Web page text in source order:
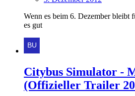
Wenn es beim 6. Dezember bleibt
es gut
Citybus Simulator -
(Offizieller Trailer